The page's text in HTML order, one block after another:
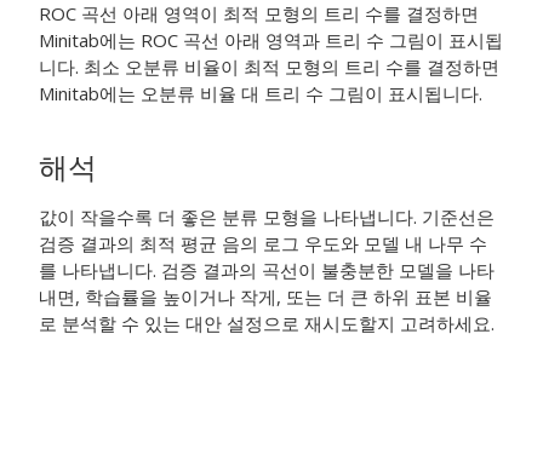
ROC 곡선 아래 영역이 최적 모형의 트리 수를 결정하면
Minitab에는 ROC 곡선 아래 영역과 트리 수 그림이 표시됩
니다. 최소 오분류 비율이 최적 모형의 트리 수를 결정하면
Minitab에는 오분류 비율 대 트리 수 그림이 표시됩니다.
해석
값이 작을수록 더 좋은 분류 모형을 나타냅니다. 기준선은
검증 결과의 최적 평균 음의 로그 우도와 모델 내 나무 수
를 나타냅니다. 검증 결과의 곡선이 불충분한 모델을 나타
내면, 학습률을 높이거나 작게, 또는 더 큰 하위 표본 비율
로 분석할 수 있는 대안 설정으로 재시도할지 고려하세요.